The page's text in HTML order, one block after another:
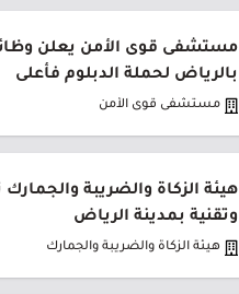
مستشفى قوى الأمن يعلن
بالرياض لحملة الدبلوم فأعلى
مستشفى قوى الأمن
هيئة الزكاة والضريبة
وتقنية بمدينة الرياض
هيئة الزكاة والضريبة والجمارك